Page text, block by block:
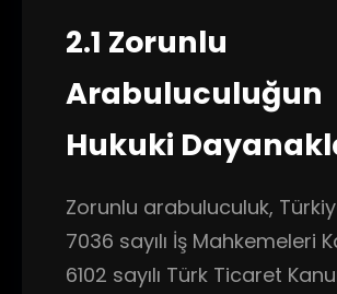
2.1 Zorunlu
Arabuluculuğun
Hukuki
Zorunlu arabuluculuk,
7036 sayılı İş Mahkemeleri
6102 sayılı Türk Ticaret